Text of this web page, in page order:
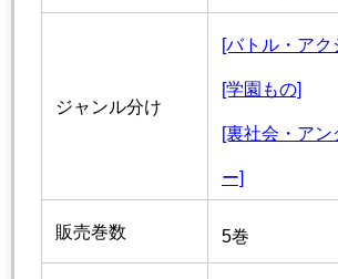
ジャンル分け
[バトル・アク
[学園もの]
[裏社会・アン
ー]
販売巻数 5巻